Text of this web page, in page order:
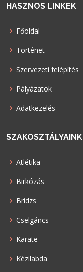
HASZNOS LINKEK
Főoldal
Történet
Szervezeti felépítés
Pályázatok
Adatkezelés
SZAKOSZTÁLYAINK
Atlétika
Birkózás
Bridzs
Cselgáncs
Karate
Kézilabda